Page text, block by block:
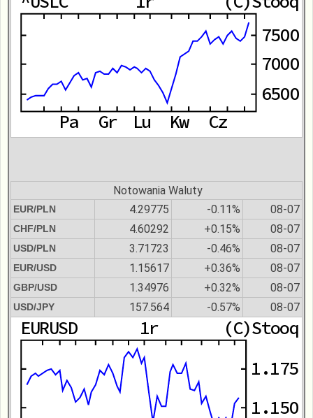
Notowania Waluty
EUR/PLN 4.29775 -0.11% 08-07
CHF/PLN 4.60292 +0.15% 08-07
USD/PLN 3.71723 -0.46% 08-07
EUR/USD 1.15617 +0.36% 08-07
GBP/USD 1.34976 +0.32% 08-07
USD/JPY 157.564 -0.57% 08-07